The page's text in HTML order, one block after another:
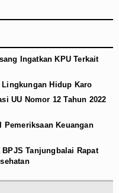
Ingatkan KPU Terkait
Lingkungan Hidup Karo
UU Nomor 12 Tahun 2022
Pemeriksaan Keuangan
Tanjungbalai Rapat